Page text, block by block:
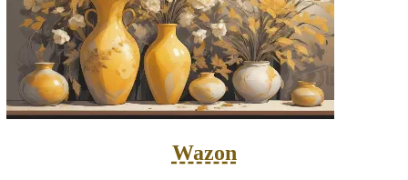
Wazon